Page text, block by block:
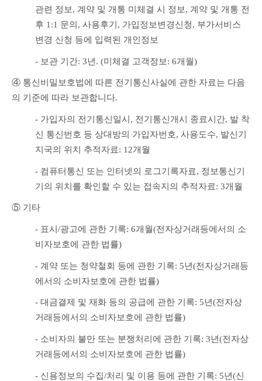
관련 정보, 계약 및 개통 미체결 시 정보, 계약 및 개통 전
후 1:1 문의, 사용후기, 가입정보변경신청, 부가서비스
변경 신청 등에 입력된 개인정보
- 보관 기간: 3년. (미체결 고객정보: 6개월)
④ 통신비밀보호법에 따른 전기통신사실에 관한 자료는 다음
의 기준에 따라 보관합니다.
- 가입자의 전기통신일시, 전기통신개시 종료시간, 발 착
신 통신번호 등 상대방의 가입자번호, 사용도수, 발신기
지국의 위치 추적자료: 12개월
- 컴퓨터통신 또는 인터넷의 로그기록자료, 정보통신기
기의 위치를 확인할 수 있는 접속지의 추적자료: 3개월
⑤ 기타
- 표시/광고에 관한 기록: 6개월(전자상거래등에서의 소
비자보호에 관한 법률)
- 계약 또는 청약철회 등에 관한 기록: 5년(전자상거래등
에서의 소비자보호에 관한 법률)
- 대금결제 및 재화 등의 공급에 관한 기록: 5년(전자상
거래등에서의 소비자보호에 관한 법률)
- 소비자의 불만 또는 분쟁처리에 관한 기록: 3년(전자상
거래등에서의 소비자보호에 관한 법률)
- 신용정보의 수집/처리 및 이용 등에 관한 기록: 5년(신